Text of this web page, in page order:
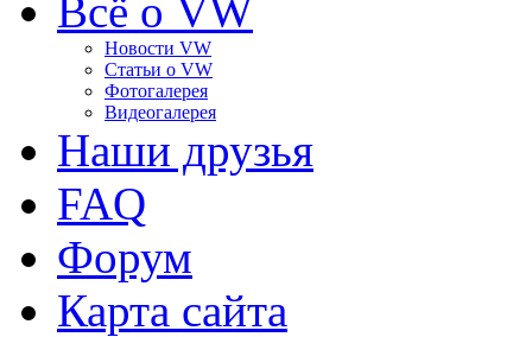
Всё о VW
Новости VW
Статьи o VW
Фотогалерея
Видеогалерея
Наши друзья
FAQ
Форум
Карта сайта